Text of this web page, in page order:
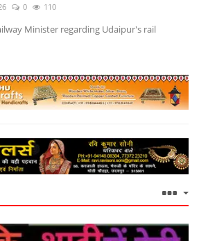
0 110
Minister regarding Udaipur's rail